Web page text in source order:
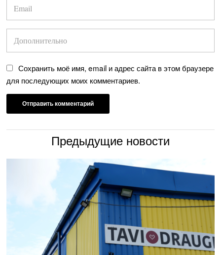
Сохранить моё имя, email и адрес сайта в этом браузере
для последующих моих комментариев.
Предыдущие новости